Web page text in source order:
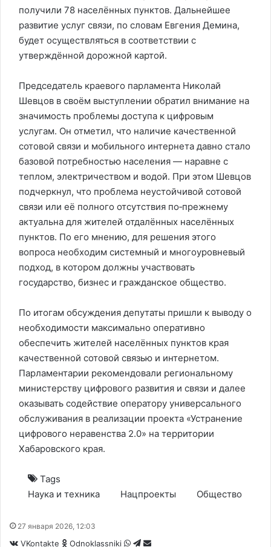
получили 78 населённых пунктов. Дальнейшее
развитие услуг связи, по словам Евгения Демина,
будет осуществляться в соответствии с
утверждённой дорожной картой.
Председатель краевого парламента Николай
Шевцов в своём выступлении обратил внимание на
значимость проблемы доступа к цифровым
услугам. Он отметил, что наличие качественной
сотовой связи и мобильного интернета давно стало
базовой потребностью населения — наравне с
теплом, электричеством и водой. При этом Шевцов
подчеркнул, что проблема неустойчивой сотовой
связи или её полного отсутствия по‑прежнему
актуальна для жителей отдалённых населённых
пунктов. По его мнению, для решения этого
вопроса необходим системный и многоуровневый
подход, в котором должны участвовать
государство, бизнес и гражданское общество.
По итогам обсуждения депутаты пришли к выводу о
необходимости максимально оперативно
обеспечить жителей населённых пунктов края
качественной сотовой связью и интернетом.
Парламентарии рекомендовали региональному
министерству цифрового развития и связи и далее
оказывать содействие оператору универсального
обслуживания в реализации проекта «Устранение
цифрового неравенства 2.0» на территории
Хабаровского края.
Tags
Наука и техника
Нацпроекты Общество
27 января 2026, 12:03
VKontakte Odnoklassniki WhatsApp
Telegram
Share